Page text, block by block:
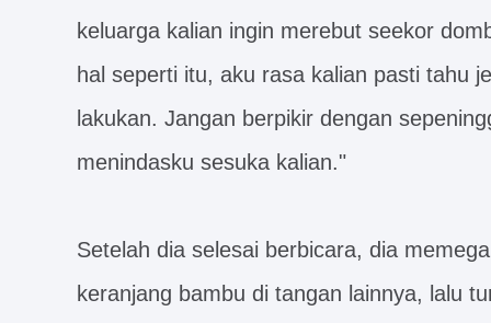
keluarga kalian ingin merebut seekor
hal seperti itu, aku rasa kalian pasti tahu
lakukan. Jangan berpikir dengan
menindasku sesuka kalian."
Setelah dia selesai berbicara, dia
keranjang bambu di tangan lainnya, lalu